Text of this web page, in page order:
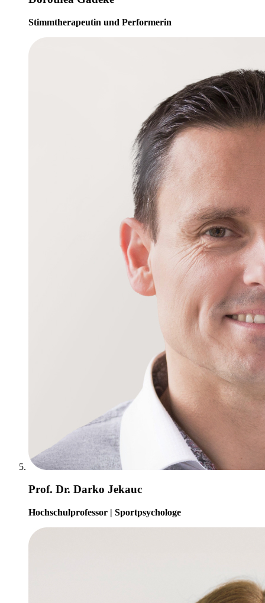
Stimmtherapeutin und Performerin
Prof. Dr. Darko Jekauc
Hochschulprofessor | Sportpsychologe